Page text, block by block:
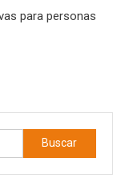
para personas
Buscar: